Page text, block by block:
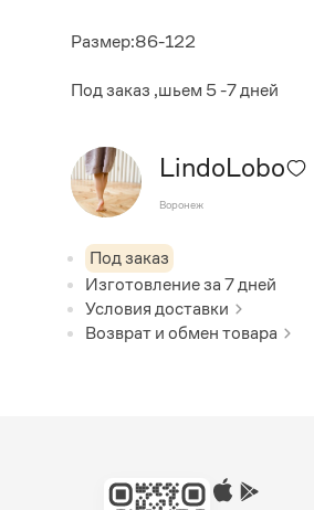
Размер:86-122
Под заказ ,шьем 5 -7 дней
LindoLobo
Воронеж
Под заказ
Изготовление за 7дней
Условия доставки
Возврат и обмен товара